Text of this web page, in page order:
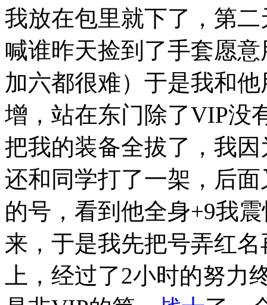
我放在包里就下了，第
喊谁昨天捡到了手套愿
加六都很难）于是我和
增，站在东门除了VIP没
把我的装备全拔了，我
还和同学打了一架，后
的号，看到他全身+9我
来，于是我先把号弄红
上，经过了2小时的努